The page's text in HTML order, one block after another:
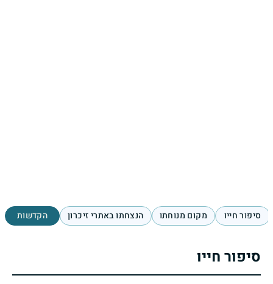
סיפור חייו מקום מנוחתו הנצחתו באתרי זיכרון הקדשות
סיפור חייו